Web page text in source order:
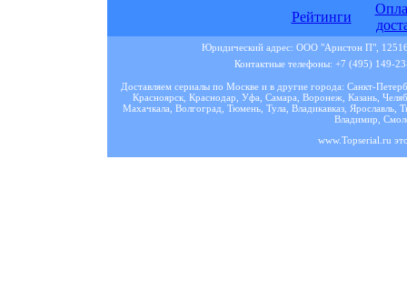
Рейтинги
Юридический адрес: ООО "Аристон П",
Контактные телефоны: +7 (495) 149-
Доставляем сериалы по Москве и в другие города: Санкт-
Красноярск, Краснодар, Уфа, Самара, Воронеж, Казань,
Махачкала, Волгоград, Тюмень, Тула, Владикавказ, Ярославль,
Владимир,
www.Topserial.ru